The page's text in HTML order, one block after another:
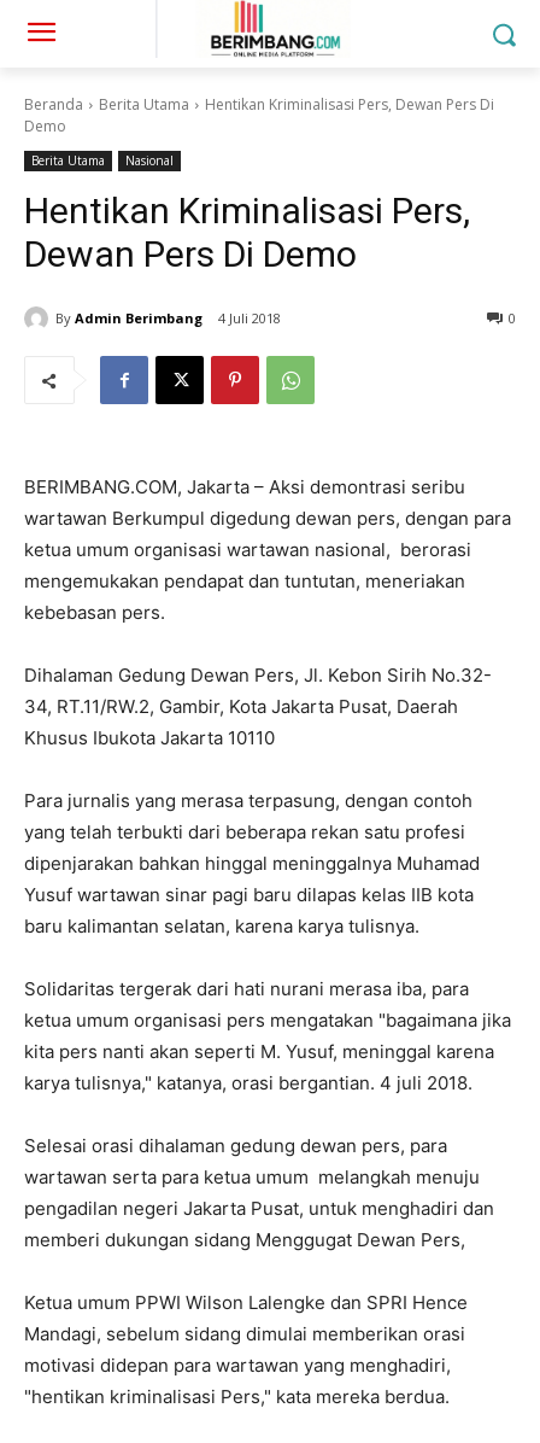
Beranda Berita Utama
Hentikan Kriminalisasi Pers, Dewan Pers Di
Demo
Berita Utama Nasional
Hentikan Kriminalisasi Pers,
Dewan Pers Di Demo
By Admin Berimbang 4 Juli 2018 0
BERIMBANG.COM, Jakarta – Aksi demontrasi seribu
wartawan Berkumpul digedung dewan pers, dengan para
ketua umum organisasi wartawan nasional, berorasi
mengemukakan pendapat dan tuntutan, meneriakan
kebebasan pers.
Dihalaman Gedung Dewan Pers, Jl. Kebon Sirih No.32-
34, RT.11/RW.2, Gambir, Kota Jakarta Pusat, Daerah
Khusus Ibukota Jakarta 10110
Para jurnalis yang merasa terpasung, dengan contoh
yang telah terbukti dari beberapa rekan satu profesi
dipenjarakan bahkan hinggal meninggalnya Muhamad
Yusuf wartawan sinar pagi baru dilapas kelas IIB kota
baru kalimantan selatan, karena karya tulisnya.
Solidaritas tergerak dari hati nurani merasa iba, para
ketua umum organisasi pers mengatakan "bagaimana jika
kita pers nanti akan seperti M. Yusuf, meninggal karena
karya tulisnya," katanya, orasi bergantian. 4 juli 2018.
Selesai orasi dihalaman gedung dewan pers, para
wartawan serta para ketua umum melangkah menuju
pengadilan negeri Jakarta Pusat, untuk menghadiri dan
memberi dukungan sidang Menggugat Dewan Pers,
Ketua umum PPWI Wilson Lalengke dan SPRI Hence
Mandagi, sebelum sidang dimulai memberikan orasi
motivasi didepan para wartawan yang menghadiri,
"hentikan kriminalisasi Pers," kata mereka berdua.